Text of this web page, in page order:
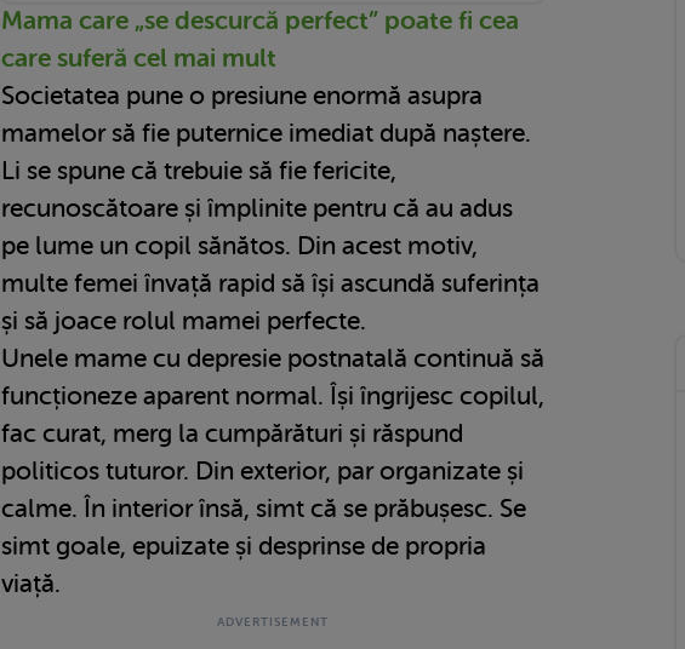
Mama care „se descurcă perfect” poate fi cea
care suferă cel mai mult
Societatea pune o presiune enormă asupra
mamelor să fie puternice imediat după naștere.
Li se spune că trebuie să fie fericite,
recunoscătoare și împlinite pentru că au adus
pe lume un copil sănătos. Din acest motiv,
multe femei învață rapid să își ascundă suferința
și să joace rolul mamei perfecte.
Unele mame cu depresie postnatală continuă să
funcționeze aparent normal. Își îngrijesc copilul,
fac curat, merg la cumpărături și răspund
politicos tuturor. Din exterior, par organizate și
calme. În interior însă, simt că se prăbușesc. Se
simt goale, epuizate și desprinse de propria
viață.